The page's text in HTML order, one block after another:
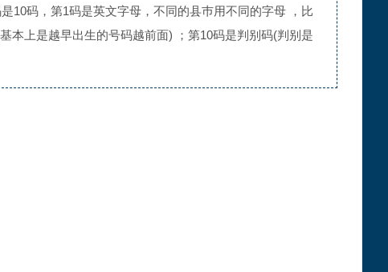
10码，第1码是英文字母，不同的县巿用不同的字母 ，比
本上是越早出生的号码越前面) ；第10码是判别码(判别是